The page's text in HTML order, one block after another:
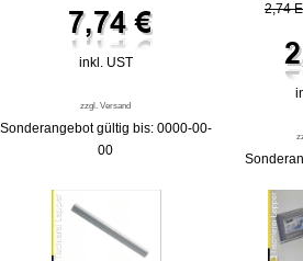
inkl. UST
zzgl. Versand
Sonderangebot gültig bis: 0000-00-
00
2,74